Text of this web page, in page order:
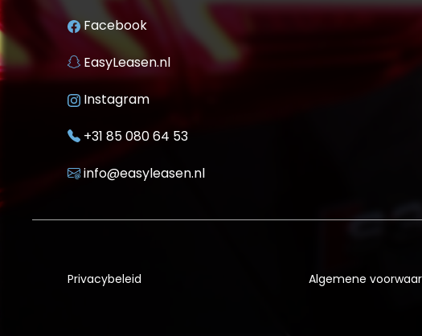
Facebook
EasyLeasen.nl
Instagram
+31 85 080 64 53
info@easyleasen.nl
Privacybeleid Algemene